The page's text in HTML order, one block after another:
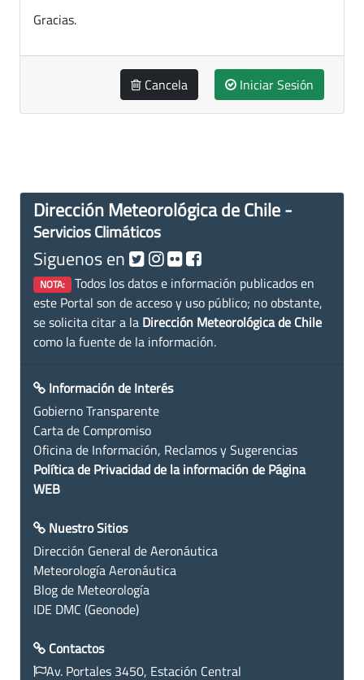
Gracias.
Cancela Iniciar Sesión
Dirección Meteorológica de Chile -
Servicios Climáticos
Siguenos en
NOTA: Todos los datos e información publicados en
este Portal son de acceso y uso público; no obstante,
se solicita citar a la Dirección Meteorológica de Chile
como la fuente de la información.
Información de Interés
Gobierno Transparente
Carta de Compromiso
Oficina de Información, Reclamos y Sugerencias
Política de Privacidad de la información de Página
WEB
Nuestro Sitios
Dirección General de Aeronáutica
Meteorología Aeronáutica
Blog de Meteorología
IDE DMC (Geonode)
Contactos
Av. Portales 3450, Estación Central